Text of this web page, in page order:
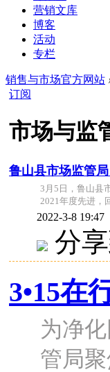
营销文库
博客
活动
专栏
销售与市场官方网站
订阅
市场与监
鲁山县市场监管
3月5日，鲁山县
2021年度先进，
2022-3-8 19:47
分享
3•15在
为净
管局